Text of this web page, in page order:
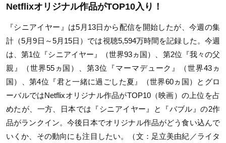
Netflixオリジナル作品がTOP10入り！
『シニアイヤー』は5月13日から配信を開始したが、今週の集
計（5月9日～5月15日）では視聴5,594万時間を記録した。今週
は、第1位『シニアイヤー』（世界93ヵ国）、第2位『我々の父
親』（世界55ヵ国）、第3位『マーマデューク』（世界43ヵ
国）、第4位『君と一緒に過ごした夏』（世界60ヵ国）とグロ
ーバルではNetflixオリジナル作品がTOP10（映画）の上位を占
めたが、一方、日本では『シニアイヤー』と『バブル』の2作
品がランクイン。今後日本でオリジナル作品がどう食い込んで
いくか、その動向にも注目したい。（文：足立美由紀／ライタ